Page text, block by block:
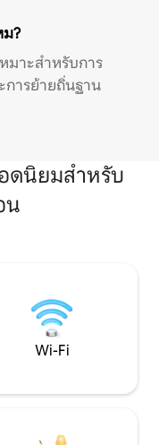
ม?
มาะสำหรับการ
การย้ายถิ่นฐาน
ดนิยมสำหรับ
น
Wi-Fi